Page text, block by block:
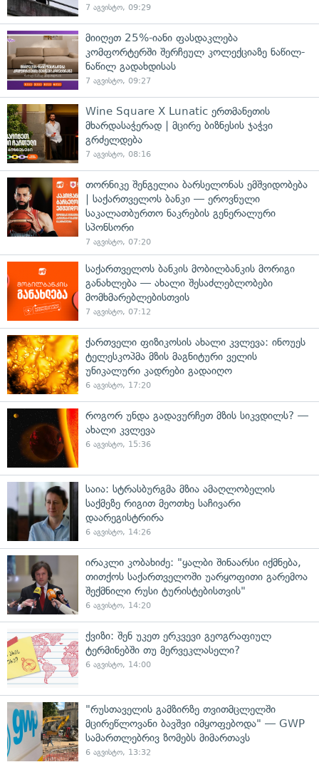
7 აგვისტო, 09:29
მიიღეთ 25%-იანი ფასდაკლება
კომფორტერში შერჩეულ კოლექციაზე ნაწილ-
ნაწილ გადახდისას
7 აგვისტო, 09:27
Wine Square X Lunatic ერთმანეთის
მხარდასაჭერად | მცირე ბიზნესის ჯაჭვი
გრძელდება
7 აგვისტო, 08:16
თორნიკე შენგელია ბარსელონას ემშვიდობება
| საქართველოს ბანკი — ეროვნული
საკალათბურთო ნაკრების გენერალური
სპონსორი
7 აგვისტო, 07:20
საქართველოს ბანკის მობილბანკის მორიგი
განახლება — ახალი შესაძლებლობები
მომხმარებლებისთვის
7 აგვისტო, 07:12
ქართველი ფიზიკოსის ახალი კვლევა: ინოუეს
ტელესკოპმა მზის მაგნიტური ველის
უნიკალური კადრები გადაიღო
6 აგვისტო, 17:20
როგორ უნდა გადავურჩეთ მზის სიკვდილს? —
ახალი კვლევა
6 აგვისტო, 15:36
საია: სტრასბურგმა მზია ამაღლობელის
საქმეზე რიგით მეოთხე საჩივარი
დაარეგისტრირა
6 აგვისტო, 14:26
ირაკლი კობახიძე: "ყალბი შინაარსი იქმნება,
თითქოს საქართველოში უარყოფითი გარემოა
შექმნილი რუსი ტურისტებისთვის"
6 აგვისტო, 14:20
ქვიზი: შენ უკეთ ერკვევი გეოგრაფიულ
ტერმინებში თუ მერვეკლასელი?
6 აგვისტო, 14:00
"რუსთაველის გამზირზე თვითმცლელში
მცირეწლოვანი ბავშვი იმყოფებოდა" — GWP
სამართლებრივ ზომებს მიმართავს
6 აგვისტო, 13:32